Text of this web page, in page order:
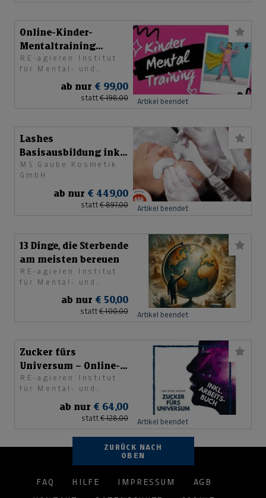
Online-Kinder-
Mentaltraining
Basics
RE-agieren Institut
für Mental- und
ab nur € 99,00
statt € 198,00 Artikel beendet
Lashes
Basisausbildung inkl.
Starterpaket
MS Gaube Kosmetik
GmbH
ab nur € 449,00
statt € 897,00 Artikel beendet
13 Dinge, die Sterbende
am meisten bereuen
RE-agieren Institut
für Mental- und
ab nur € 50,00
statt € 100,00 Artikel beendet
Zucker fürs
Universum – Online-
Videokurs + Buch
RE-agieren Institut
für Mental- und
ab nur € 64,00
statt € 128,00 Artikel beendet
ZURÜCK NACH
OBEN
FAQ HILFE IMPRESSUM AGB